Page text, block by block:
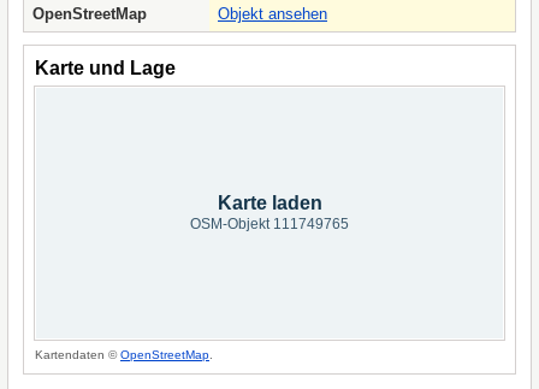
OpenStreetMap
Objekt ansehen
Karte und Lage
Karte laden
OSM-Objekt 111749765
Kartendaten ©OpenStreetMap